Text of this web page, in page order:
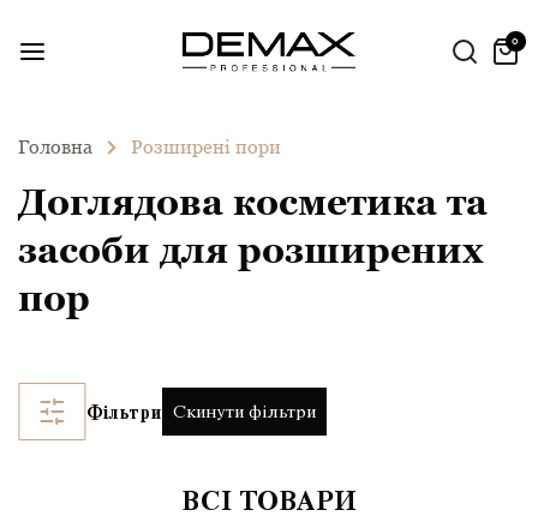
0
Головна Розширені пори
Доглядова косметика та
засоби для розширених
пор
Фільтри Скинути фільтри
ВСІ ТОВАРИ